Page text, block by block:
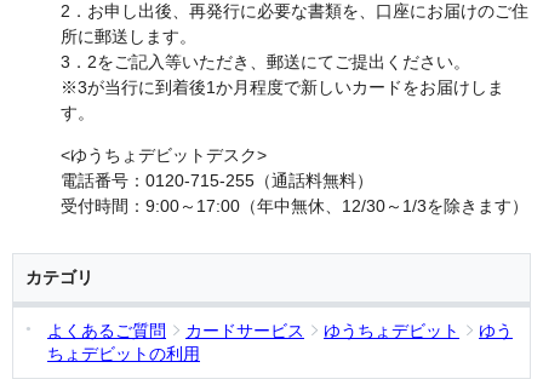
2．お申し出後、再発行に必要な書類を、口座にお届けのご住
所に郵送します。
3．2をご記入等いただき、郵送にてご提出ください。
※3が当行に到着後1か月程度で新しいカードをお届けしま
す。
<ゆうちょデビットデスク>
電話番号：0120-715-255（通話料無料）
受付時間：9:00～17:00（年中無休、12/30～1/3を除きます）
カテゴリ
よくあるご質問 カードサービス ゆうちょデビット
ゆう
ちょデビットの利用